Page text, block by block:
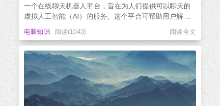
一个在线聊天机器人平台，旨在为人们提供可以聊天的
虚拟人工智能（AI）的服务。这个平台可帮助用户解决
与这个平台进行互动的主要入口。ChatGPT官网提供了
一个易于导航的界面，用户可以轻松地找到他们需要的
信息。在ChatGP...
电脑知识 阅读(1043) 阅读全文